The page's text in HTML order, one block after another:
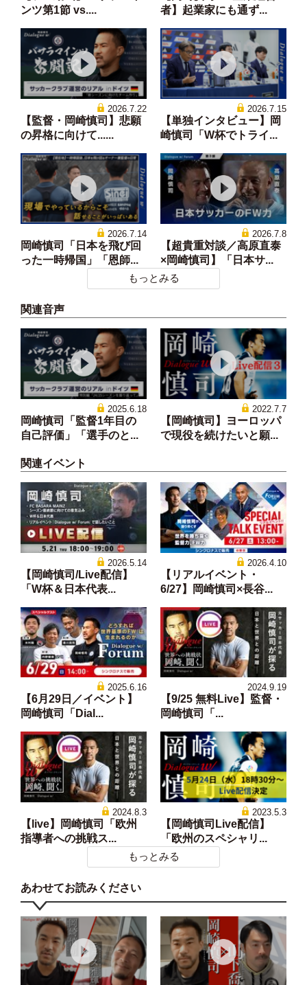
ンツ第1節 vs....
者】起業家にも通ず...
2026.7.22
【監督・岡崎慎司】悲願
の昇格に向けて......
2026.7.15
【単独インタビュー】岡
崎慎司「W杯でトライ...
2026.7.14
岡崎慎司「日本を飛び回
った一時帰国」「恩師...
2026.7.8
【超貴重対談／高原直泰
×岡崎慎司】「日本サ...
もっとみる
関連音声
2025.6.18
岡崎慎司「監督1年目の
自己評価」「選手のと...
2022.7.7
【岡崎慎司】ヨーロッパ
で現役を続けたいと願...
関連イベント
2026.5.14
【岡崎慎司/Live配信】
「W杯＆日本代表...
2026.4.10
【リアルイベント・
6/27】岡崎慎司×長谷...
2025.6.16
【6月29日／イベント】
岡崎慎司「Dial...
2024.9.19
【9/25 無料Live】監督・
岡崎慎司「...
2024.8.3
【live】岡崎慎司「欧州
指導者への挑戦ス...
2023.5.3
【岡崎慎司Live配信】
「欧州のスペシャリ...
もっとみる
あわせてお読みください